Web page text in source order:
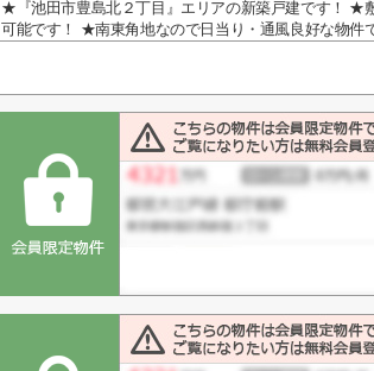
★『池田市豊島北２丁目』エリアの新築戸建です！ ★
可能です！ ★南東角地なので日当り・通風良好な物件